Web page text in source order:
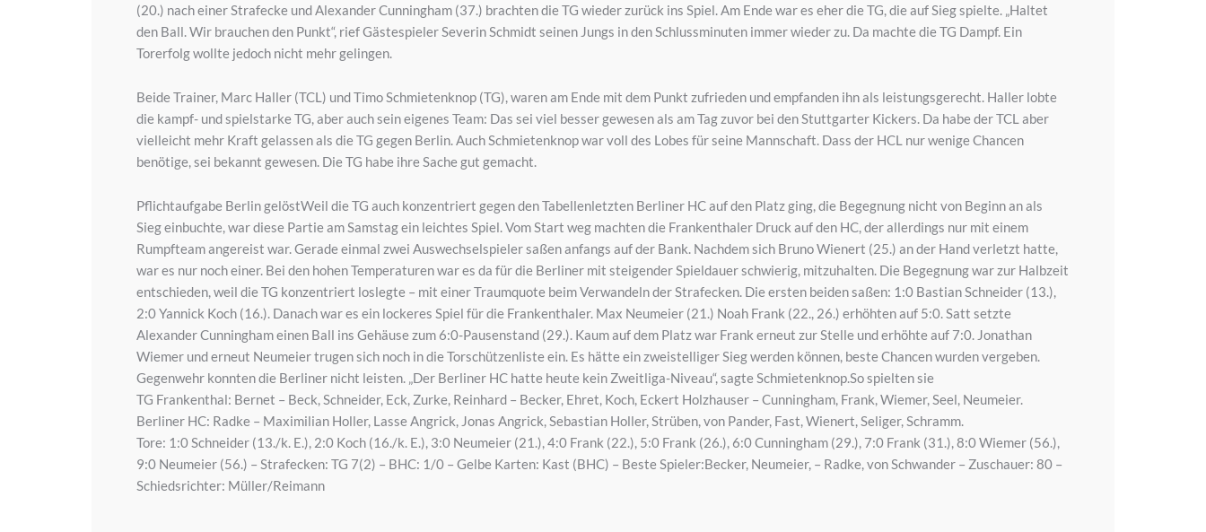
(20.) nach einer Strafecke und Alexander Cunningham (37.) brachten die TG wieder zurück ins Spiel. Am Ende war es eher die TG, die auf Sieg spielte. „Haltet
den Ball. Wir brauchen den Punkt“, rief Gästespieler Severin Schmidt seinen Jungs in den Schlussminuten immer wieder zu. Da machte die TG Dampf. Ein
Torerfolg wollte jedoch nicht mehr gelingen.
Beide Trainer, Marc Haller (TCL) und Timo Schmietenknop (TG), waren am Ende mit dem Punkt zufrieden und empfanden ihn als leistungsgerecht. Haller lobte
die kampf- und spielstarke TG, aber auch sein eigenes Team: Das sei viel besser gewesen als am Tag zuvor bei den Stuttgarter Kickers. Da habe der TCL aber
vielleicht mehr Kraft gelassen als die TG gegen Berlin. Auch Schmietenknop war voll des Lobes für seine Mannschaft. Dass der HCL nur wenige Chancen
benötige, sei bekannt gewesen. Die TG habe ihre Sache gut gemacht.
Pflichtaufgabe Berlin gelöstWeil die TG auch konzentriert gegen den Tabellenletzten Berliner HC auf den Platz ging, die Begegnung nicht von Beginn an als
Sieg einbuchte, war diese Partie am Samstag ein leichtes Spiel. Vom Start weg machten die Frankenthaler Druck auf den HC, der allerdings nur mit einem
Rumpfteam angereist war. Gerade einmal zwei Auswechselspieler saßen anfangs auf der Bank. Nachdem sich Bruno Wienert (25.) an der Hand verletzt hatte,
war es nur noch einer. Bei den hohen Temperaturen war es da für die Berliner mit steigender Spieldauer schwierig, mitzuhalten. Die Begegnung war zur Halbzeit
entschieden, weil die TG konzentriert loslegte – mit einer Traumquote beim Verwandeln der Strafecken. Die ersten beiden saßen: 1:0 Bastian Schneider (13.),
2:0 Yannick Koch (16.). Danach war es ein lockeres Spiel für die Frankenthaler. Max Neumeier (21.) Noah Frank (22., 26.) erhöhten auf 5:0. Satt setzte
Alexander Cunningham einen Ball ins Gehäuse zum 6:0-Pausenstand (29.). Kaum auf dem Platz war Frank erneut zur Stelle und erhöhte auf 7:0. Jonathan
Wiemer und erneut Neumeier trugen sich noch in die Torschützenliste ein. Es hätte ein zweistelliger Sieg werden können, beste Chancen wurden vergeben.
Gegenwehr konnten die Berliner nicht leisten. „Der Berliner HC hatte heute kein Zweitliga-Niveau“, sagte Schmietenknop.So spielten sie
TG Frankenthal: Bernet – Beck, Schneider, Eck, Zurke, Reinhard – Becker, Ehret, Koch, Eckert Holzhauser – Cunningham, Frank, Wiemer, Seel, Neumeier.
Berliner HC: Radke – Maximilian Holler, Lasse Angrick, Jonas Angrick, Sebastian Holler, Strüben, von Pander, Fast, Wienert, Seliger, Schramm.
Tore: 1:0 Schneider (13./k. E.), 2:0 Koch (16./k. E.), 3:0 Neumeier (21.), 4:0 Frank (22.), 5:0 Frank (26.), 6:0 Cunningham (29.), 7:0 Frank (31.), 8:0 Wiemer (56.),
9:0 Neumeier (56.) – Strafecken: TG 7(2) – BHC: 1/0 – Gelbe Karten: Kast (BHC) – Beste Spieler:Becker, Neumeier, – Radke, von Schwander – Zuschauer: 80 –
Schiedsrichter: Müller/Reimann